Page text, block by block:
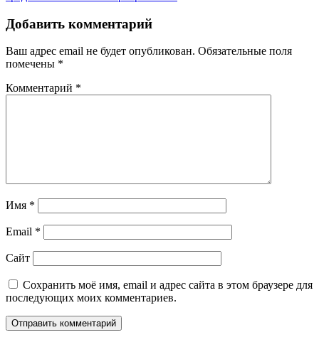
Добавить комментарий
Ваш адрес email не будет опубликован. Обязательные поля
помечены *
Комментарий *
Имя *
Email *
Сайт
Сохранить моё имя, email и адрес сайта в этом браузере для
последующих моих комментариев.